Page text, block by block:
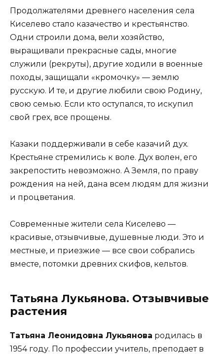
Продолжателями древнего населения села
Киселево стало казачество и крестьянство.
Одни строили дома, вели хозяйство,
выращивали прекрасные сады, многие
служили (рекруты), другие ходили в военные
походы, защищали «кромочку» — землю
русскую. И те, и другие любили свою Родину,
свою семью. Если кто оступался, то искупил
свой грех, все прощены.
Казаки поддерживали в себе казачий дух.
Крестьяне стремились к воле. Дух волен, его
закрепостить невозможно. А Земля, по праву
рождения на ней, дана всем людям для жизни
и процветания.
Современные жители села Киселево —
красивые, отзывчивые, душевные люди. Это и
местные, и приезжие — все свои собрались
вместе, потомки древних скифов, кельтов.
Татьяна Лукьянова. Отзывчивые
растения
Татьяна Леонидовна Лукьянова родилась в
1954 году. По профессии учитель, преподает в